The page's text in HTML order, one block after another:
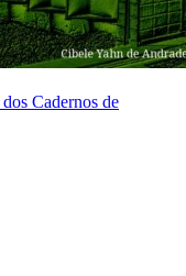
Cadernos de